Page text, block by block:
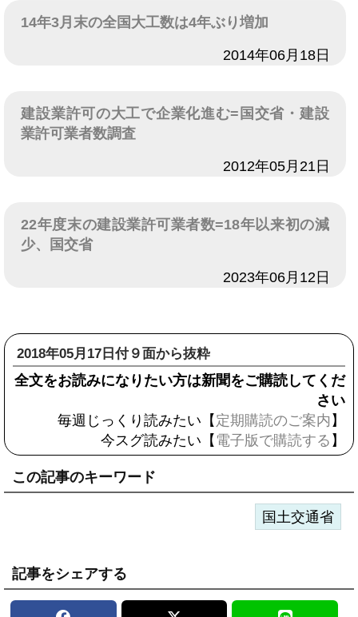
14年3月末の全国大工数は4年ぶり増加
2014年06月18日
建設業許可の大工で企業化進む=国交省・建設
業許可業者数調査
2012年05月21日
22年度末の建設業許可業者数=18年以来初の減
少、国交省
2023年06月12日
2018年05月17日付９面から抜粋
全文をお読みになりたい方は新聞をご購読してくだ
さい
毎週じっくり読みたい【 定期購読のご案内 】
今スグ読みたい【 電子版で購読する 】
この記事のキーワード
国土交通省
記事をシェアする